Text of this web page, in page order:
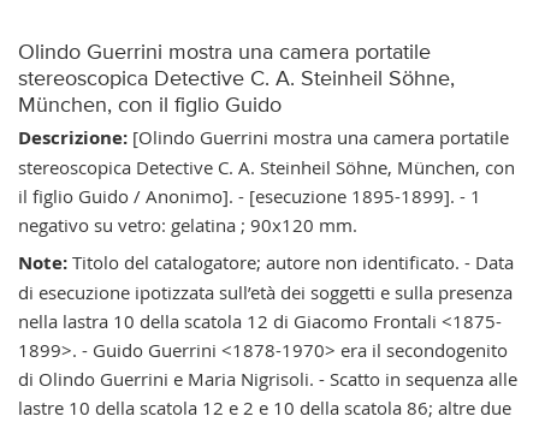
Olindo Guerrini mostra una camera portatile
stereoscopica Detective C. A. Steinheil Söhne,
München, con il figlio Guido
Descrizione:[Olindo Guerrini mostra una camera portatile
stereoscopica Detective C. A. Steinheil Söhne, München, con
il figlio Guido / Anonimo]. - [esecuzione 1895-1899]. - 1
negativo su vetro: gelatina ; 90x120 mm.
Note:Titolo del catalogatore; autore non identificato. - Data
di esecuzione ipotizzata sull’età dei soggetti e sulla presenza
nella lastra 10 della scatola 12 di Giacomo Frontali <1875-
1899>. - Guido Guerrini <1878-1970> era il secondogenito
di Olindo Guerrini e Maria Nigrisoli. - Scatto in sequenza alle
lastre 10 della scatola 12 e 2 e 10 della scatola 86; altre due